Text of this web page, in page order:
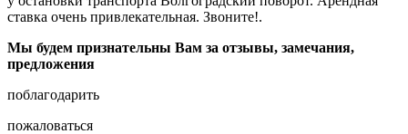
ставка очень привлекательная. Звоните!.
Мы будем признательны Вам за отзывы, замечания,
предложения
поблагодарить
пожаловаться